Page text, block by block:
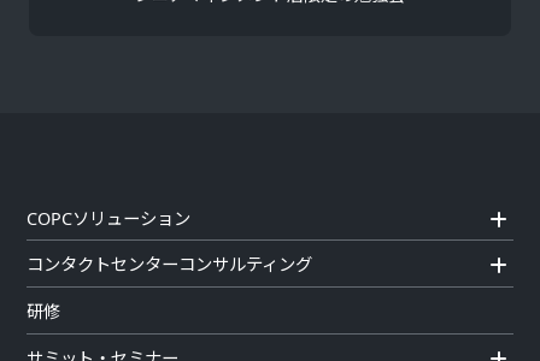
COPCソリューション
コンタクトセンターコンサルティング
研修